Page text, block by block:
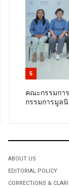
5
คณะกรรมกา
กรรมการมูล
ABOUT US
EDITORIAL POLICY
CORRECTIONS &